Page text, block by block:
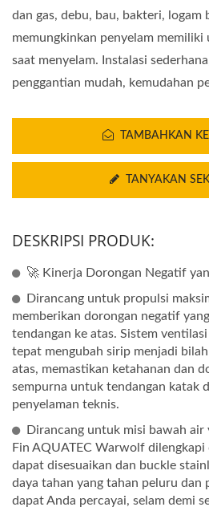
dan gas, debu, bau, bakteri, logam
memungkinkan penyelam memiliki
saat menyelam. Instalasi
penggantian mudah, kemudahan
TAMBAHKAN
TANYAKAN
DESKRIPSI PRODUK:
🚀 Kinerja Dorongan Negatif
Dirancang untuk propulsi
memberikan dorongan negatif
tendangan ke atas. Sistem
tepat mengubah sirip menjadi
atas, memastikan ketahanan dan
sempurna untuk tendangan katak
penyelaman teknis.
Dirancang untuk misi bawah
Fin AQUATEC Warwolf
dapat disesuaikan dan buckle
daya tahan yang tahan peluru dan
dapat Anda percayai, selam demi